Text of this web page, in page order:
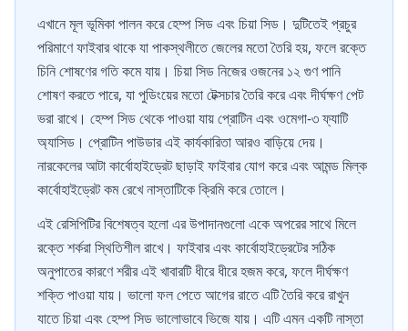
এখানে মূল ভূমিকা পালন করে হেম্প সিড এবং চিয়া সিড। দুটিতেই প্রচুর
পরিমাণে ফাইবার থাকে যা পাকস্থলীতে জেলের মতো তৈরি হয়, ফলে রক্তে
চিনি শোষণের গতি কমে যায়। চিয়া সিড নিজের ওজনের ১২ গুণ পানি
শোষণ করতে পারে, যা পুডিংয়ের মতো টেক্সচার তৈরি করে এবং দীর্ঘক্ষণ পেট
ভরা রাখে। হেম্প সিড থেকে পাওয়া যায় প্রোটিন এবং ওমেগা-৩ ফ্যাটি
অ্যাসিড। প্রোটিন পাউডার এই কার্যকারিতা আরও বাড়িয়ে দেয়।
নারকেলের আটা কার্বোহাইড্রেট ছাড়াই ফাইবার যোগ করে এবং আমন্ড মিল্ক
কার্বোহাইড্রেট কম রেখে নাস্তাটিকে ক্রিমি করে তোলে।
এই রেসিপিটির বিশেষত্ব হলো এর উপাদানগুলো একে অপরের সাথে মিলে
রক্তে শর্করা স্থিতিশীল রাখে। ফাইবার এবং কার্বোহাইড্রেটের সঠিক
অনুপাতের কারণে শরীর এই খাবারটি ধীরে ধীরে হজম করে, ফলে দীর্ঘক্ষণ
শক্তি পাওয়া যায়। ভালো ফল পেতে আগের রাতে এটি তৈরি করে রাখুন
যাতে চিয়া এবং হেম্প সিড ভালোভাবে ভিজে যায়। এটি এমন একটি নাস্তা